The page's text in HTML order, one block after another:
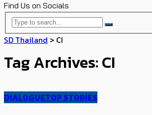
Find Us on Socials
SD Thailand > CI
Tag Archives: CI
DIALOGUETOP STORIES